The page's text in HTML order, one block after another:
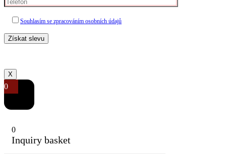
Souhlasím se zpracováním osobních údajů
X
0
0
Inquiry basket